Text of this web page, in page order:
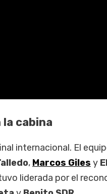
cabina
internacional. El
, Marcos Giles y
liderada por el